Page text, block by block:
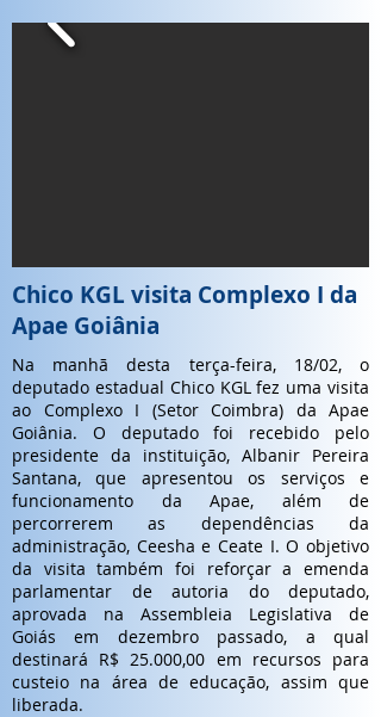
Chico KGL visita Complexo I da
Apae Goiânia
Na manhã desta terça-feira, 18/02, o
deputado estadual Chico KGL fez uma visita
ao Complexo I (Setor Coimbra) da Apae
Goiânia. O deputado foi recebido pelo
presidente da instituição, Albanir Pereira
Santana, que apresentou os serviços e
funcionamento da Apae, além de
percorrerem as dependências da
administração, Ceesha e Ceate I. O objetivo
da visita também foi reforçar a emenda
parlamentar de autoria do deputado,
aprovada na Assembleia Legislativa de
Goiás em dezembro passado, a qual
destinará R$ 25.000,00 em recursos para
custeio na área de educação, assim que
liberada.